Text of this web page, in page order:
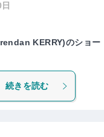
KERRY)のショー
続きを読む